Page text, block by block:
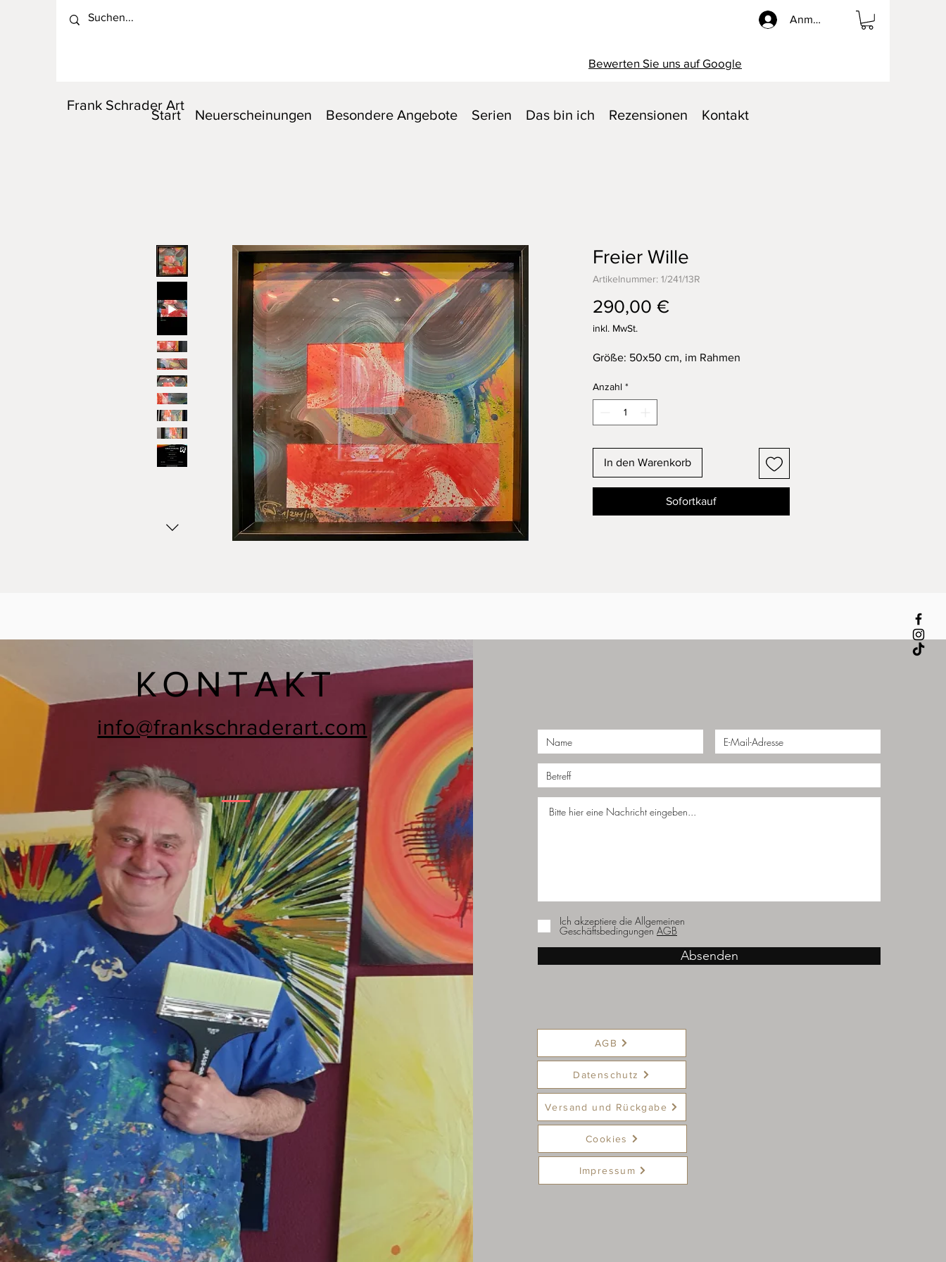
Anmelden
Bewerten Sie uns auf Google
Frank Schrader Art
Start Neuerscheinungen Besondere Angebote Serien Das bin ich Rezensionen Kontakt
Freier Wille
Artikelnummer: 1/241/13R
290,00 €Preis
inkl. MwSt.
Größe: 50x50 cm, im Rahmen
Anzahl *
In den Warenkorb
Sofortkauf
KONTAKT
info@frankschraderart.com
Ich akzeptiere die Allgemeinen
Geschäftsbedingungen AGB
Absenden
AGB
Datenschutz
Versand und Rückgabe
Cookies
Impressum